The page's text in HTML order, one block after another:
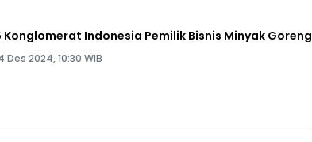
Konglomerat Indonesia Pemilik Bisnis Minyak Goreng
Des 2024, 10:30 WIB